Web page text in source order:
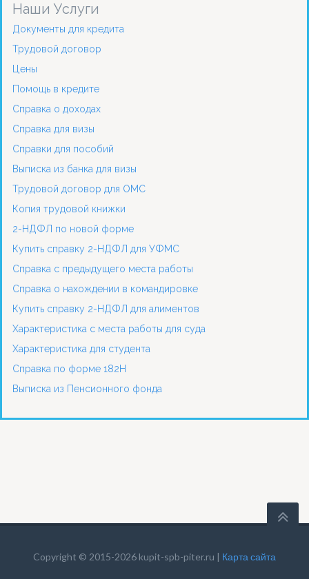
Наши Услуги
Документы для кредита
Трудовой договор
Цены
Помощь в кредите
Справка о доходах
Справка для визы
Справки для пособий
Выписка из банка для визы
Трудовой договор для ОМС
Копия трудовой книжки
2-НДФЛ по новой форме
Купить справку 2-НДФЛ для УФМС
Справка с предыдущего места работы
Справка о нахождении в командировке
Купить справку 2-НДФЛ для алиментов
Характеристика с места работы для суда
Характеристика для студента
Справка по форме 182Н
Выписка из Пенсионного фонда
Copyright © 2015-2026 kupit-spb-piter.ru | Карта сайта